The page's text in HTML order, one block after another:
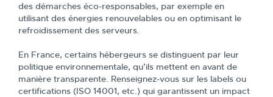
des démarches éco-responsables, par exemple en
utilisant des énergies renouvelables ou en optimisant le
refroidissement des serveurs.
En France, certains hébergeurs se distinguent par leur
politique environnementale, qu’ils mettent en avant de
manière transparente. Renseignez-vous sur les labels ou
certifications (ISO 14001, etc.) qui garantissent un impact